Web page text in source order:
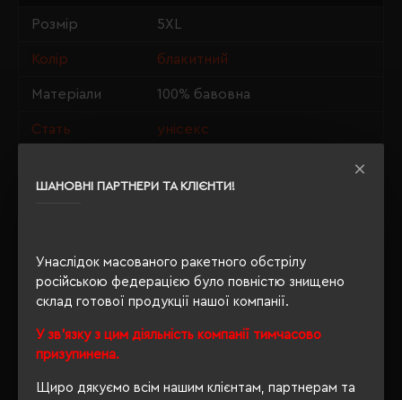
ШАНОВНІ ПАРТНЕРИ ТА КЛІЄНТИ!
Унаслідок масованого ракетного обстрілу
російською федерацією було повністю знищено
склад готової продукції нашої компанії.
У зв'язку з цим діяльність компанії тимчасово
призупинена.
Щиро дякуємо всім нашим клієнтам, партнерам та
Розмір 5XL
Колір блакитний
Матеріали 100% бавовна
Стать унісекс
Напівобхват
Індивідуальна
упаковка
ні
Розпакування
упаковки
PETA-Approved Vegan